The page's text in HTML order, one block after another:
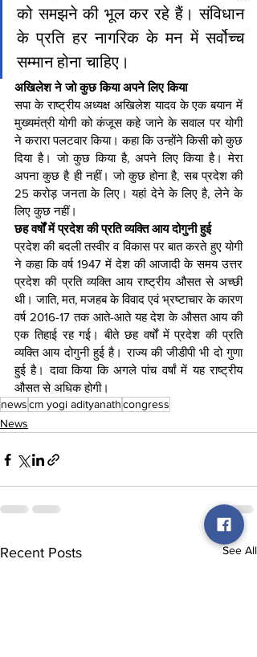
को समझने की भूल कर रहे हैं। संविधान
के प्रति हर नागरिक के मन में सर्वोच्च
सम्मान होना चाहिए।
अखिलेश ने जो कुछ किया अपने लिए किया
सपा के राष्ट्रीय अध्यक्ष अखिलेश यादव के एक बयान में
मुख्यमंत्री योगी को कंजूस कहे जाने के सवाल पर योगी
ने करारा पलटवार किया। कहा कि उन्होंने किसी को कुछ
दिया है। जाे कुछ किया है, अपने लिए किया है। मेरा
अपना कुछ है ही नहीं। जो कुछ होना है, सब प्रदेश की
25 करोड़ जनता के लिए। यहां देने के लिए है, लेने के
लिए कुछ नहीं।
छह वर्षों में प्रदेश की प्रति व्यक्ति आय दोगुनी हुई
प्रदेश की बदली तस्वीर व विकास पर बात करते हुए योगी
ने कहा कि वर्ष 1947 में देश की आजादी के समय उत्तर
प्रदेश की प्रति व्यक्ति आय राष्ट्रीय औसत से अच्छी
थी। जाति, मत, मजहब के विवाद एवं भ्रष्टाचार के कारण
वर्ष 2016-17 तक आते-आते यह देश के औसत आय की
एक तिहाई रह गई। बीते छह वर्षों में प्रदेश की प्रति
व्यक्ति आय दोगुनी हुई है। राज्य की जीडीपी भी दो गुणा
हुई है। दावा किया कि अगले पांच वर्षां में यह राष्ट्रीय
औसत से अधिक होगी।
newscm yogi adityanathcongress
News
Recent Posts See All